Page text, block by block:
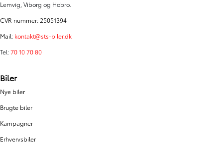
Lemvig, Viborg og Hobro.
CVR nummer: 25051394
Mail: kontakt@sts-biler.dk
Tel:70 10 70 80
Biler
Nye biler
Brugte biler
Kampagner
Erhvervsbiler